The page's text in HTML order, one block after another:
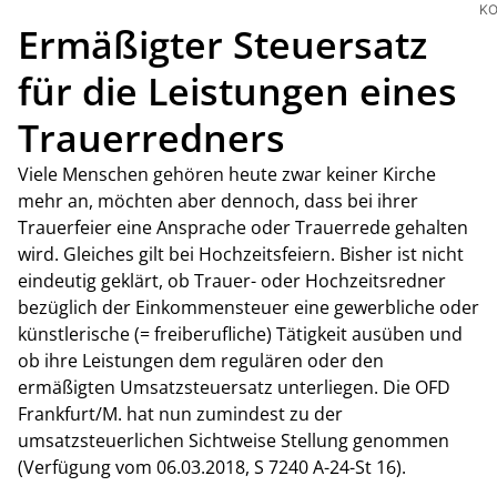
Ermäßigter Steuersatz
für die Leistungen eines
Trauerredners
Viele Menschen gehören heute zwar keiner Kirche
mehr an, möchten aber dennoch, dass bei ihrer
Trauerfeier eine Ansprache oder Trauerrede gehalten
wird. Gleiches gilt bei Hochzeitsfeiern. Bisher ist nicht
eindeutig geklärt, ob Trauer- oder Hochzeitsredner
bezüglich der Einkommensteuer eine gewerbliche oder
künstlerische (= freiberufliche) Tätigkeit ausüben und
ob ihre Leistungen dem regulären oder den
ermäßigten Umsatzsteuersatz unterliegen. Die OFD
Frankfurt/M. hat nun zumindest zu der
umsatzsteuerlichen Sichtweise Stellung genommen
(Verfügung vom 06.03.2018, S 7240 A-24-St 16).